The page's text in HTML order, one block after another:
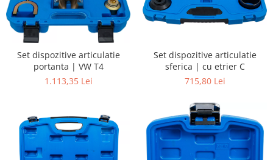
Set dispozitive articulatie
portanta | VW T4
1.113,35 Lei
Set dispozitive articulatie
sferica | cu etrier C
715,80 Lei